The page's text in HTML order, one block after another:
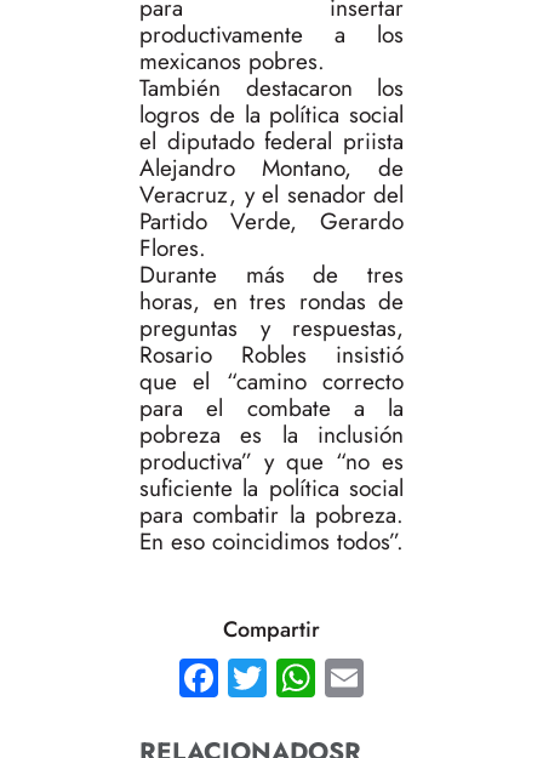
para insertar
productivamente a los
mexicanos pobres.
También destacaron los
logros de la política social
el diputado federal priista
Alejandro Montano, de
Veracruz, y el senador del
Partido Verde, Gerardo
Flores.
Durante más de tres
horas, en tres rondas de
preguntas y respuestas,
Rosario Robles insistió
que el “camino correcto
para el combate a la
pobreza es la inclusión
productiva” y que “no es
suficiente la política social
para combatir la pobreza.
En eso coincidimos todos”.
Compartir
Facebook
TwitterWhatsApp